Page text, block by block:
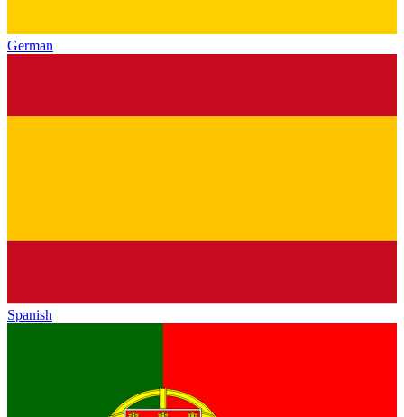
German
Spanish